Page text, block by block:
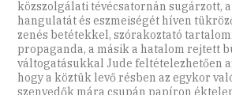
közszolgálati tévécsatornán sugárzott,
hangulatát és eszmeiségét híven
zenés betétekkel, szórakoztató
propaganda, a másik a hatalom rejtett
váltogatásukkal Jude feltételezhetően
hogy a köztük levő résben az egykor
szenvedők mára csupán papíron